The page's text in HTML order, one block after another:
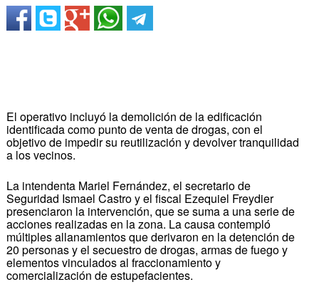
El operativo incluyó la demolición de la edificación
identificada como punto de venta de drogas, con el
objetivo de impedir su reutilización y devolver tranquilidad
a los vecinos.
La intendenta Mariel Fernández, el secretario de
Seguridad Ismael Castro y el fiscal Ezequiel Freydier
presenciaron la intervención, que se suma a una serie de
acciones realizadas en la zona. La causa contempló
múltiples allanamientos que derivaron en la detención de
20 personas y el secuestro de drogas, armas de fuego y
elementos vinculados al fraccionamiento y
comercialización de estupefacientes.